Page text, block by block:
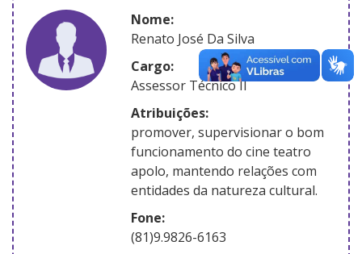
nome:
Renato José Da Silva
Cargo:
Assessor Técnico II
atribuições:
promover, supervisionar o bom
funcionamento do cine teatro
apolo, mantendo relações com
entidades da natureza cultural.
Fone:
(81)9.9826-6163